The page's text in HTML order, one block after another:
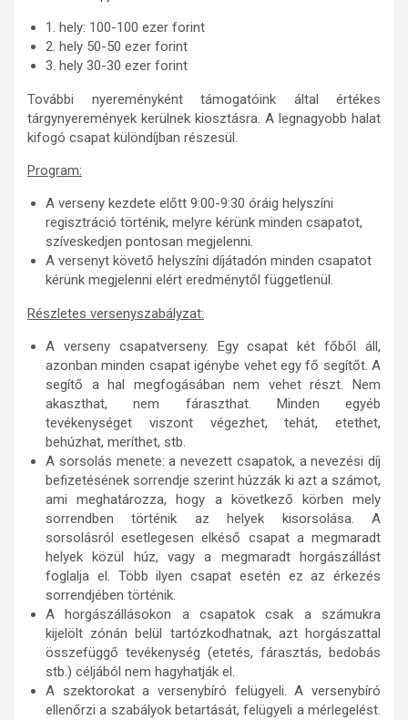
1. hely: 100-100 ezer forint
2. hely 50-50 ezer forint
3. hely 30-30 ezer forint
További nyereményként támogatóink által értékes
tárgynyeremények kerülnek kiosztásra. A legnagyobb halat
kifogó csapat különdíjban részesül.
Program:
A verseny kezdete előtt 9:00-9:30 óráig helyszíni
regisztráció történik, melyre kérünk minden csapatot,
szíveskedjen pontosan megjelenni.
A versenyt követő helyszíni díjátadón minden csapatot
kérünk megjelenni elért eredménytől függetlenül.
Részletes versenyszabályzat:
A verseny csapatverseny. Egy csapat két főből áll,
azonban minden csapat igénybe vehet egy fő segítőt. A
segítő a hal megfogásában nem vehet részt. Nem
akaszthat, nem fáraszthat. Minden egyéb
tevékenységet viszont végezhet, tehát, etethet,
behúzhat, meríthet, stb.
A sorsolás menete: a nevezett csapatok, a nevezési díj
befizetésének sorrendje szerint húzzák ki azt a számot,
ami meghatározza, hogy a következő körben mely
sorrendben történik az helyek kisorsolása. A
sorsolásról esetlegesen elkéső csapat a megmaradt
helyek közül húz, vagy a megmaradt horgászállást
foglalja el. Több ilyen csapat esetén ez az érkezés
sorrendjében történik.
A horgászállásokon a csapatok csak a számukra
kijelölt zónán belül tartózkodhatnak, azt horgászattal
összefüggő tevékenység (etetés, fárasztás, bedobás
stb.) céljából nem hagyhatják el.
A szektorokat a versenybíró felügyeli. A versenybíró
ellenőrzi a szabályok betartását, felügyeli a mérlegelést.